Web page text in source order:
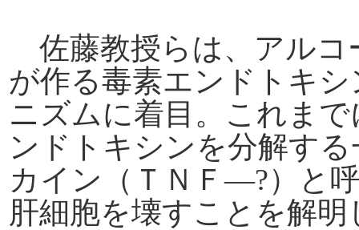
佐藤教授らは、アルコ
が作る毒素エンドトキ
ニズムに着目。これま
ンドトキシンを分解す
カイン（ＴＮＦ―?）と
肝細胞を壊すことを解明